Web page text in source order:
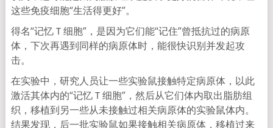
这些免疫细胞“生活得更好”。
得名“记忆Ｔ细胞”，是因为它们能“记住”曾抵抗过的病原
体，下次再遇到同样的病原体时，能很快识别并发起攻
击。
在实验中，研究人员让一些实验鼠接触特定病原体，以此
激活其体内的“记忆Ｔ细胞”，然后从它们体内取出脂肪组
织，移植到另一些从未接触过相关病原体的实验鼠体内。
结果发现，后一批实验鼠如果接触相关病原体，移植过来